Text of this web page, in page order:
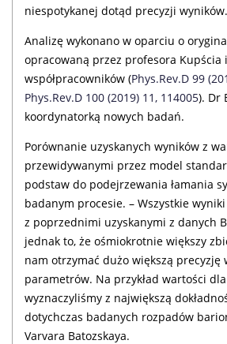
niespotykanej dotąd precyzji wyników.
Analizę wykonano w oparciu o
opracowaną przez profesora Kupścia i
współpracowników (Phys.Rev.D 99
Phys.Rev.D 100 (2019) 11, 114005). Dr
koordynatorką nowych badań.
Porównanie uzyskanych wyników z
przewidywanymi przez model
podstaw do podejrzewania łamania
badanym procesie. – Wszystkie wyniki
z poprzednimi uzyskanymi z danych
jednak to, że ośmiokrotnie większy
nam otrzymać dużo większą precyzję
parametrów. Na przykład wartości dla
wyznaczyliśmy z największą
dotychczas badanych rozpadów
Varvara Batozskaya.